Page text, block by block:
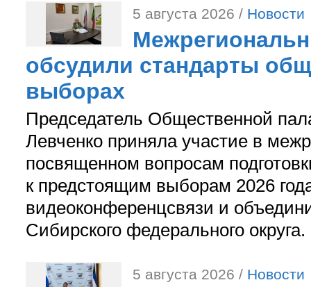
5 августа 2026 / Новости
обсудили стандарты
выборах
Председатель Общественной
Левченко приняла участие в
посвященном вопросам
к предстоящим выборам 2026
видеоконференцсвязи и
Сибирского федерального округа.
5 августа 2026 / Новости